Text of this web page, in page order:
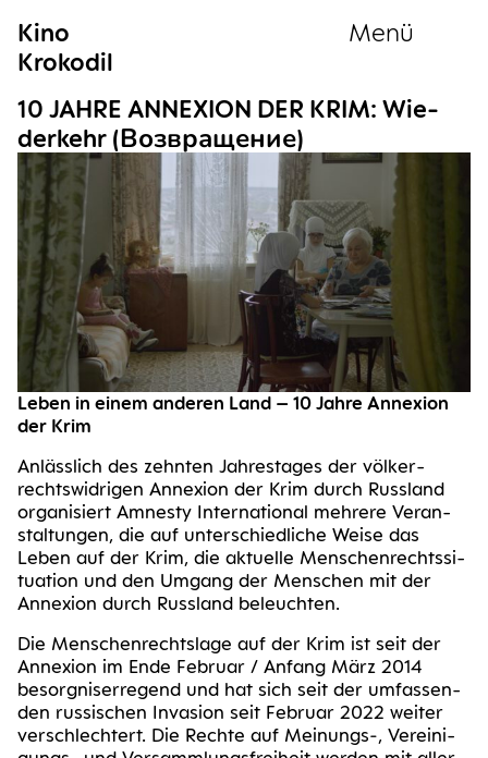
Kino
Krokodil
Menü
10 JAH­RE ANNE­XI­ON DER KRIM: Wie­
der­kehr (Возвращение)
Leben in einem ande­ren Land – 10 Jah­re Anne­xi­on
der Krim
Anläss­lich des zehn­ten Jah­res­ta­ges der völ­ker­
rechts­wid­ri­gen Anne­xi­on der Krim durch Russ­land
orga­ni­siert Amnes­ty Inter­na­tio­nal meh­re­re Ver­an­
stal­tun­gen, die auf unter­schied­li­che Wei­se das
Leben auf der Krim, die aktu­el­le Men­schen­rechts­si­
tua­ti­on und den Umgang der Men­schen mit der
Anne­xi­on durch Russ­land beleuchten.
Die Men­schen­rechts­la­ge auf der Krim ist seit der
Anne­xi­on im Ende Febru­ar / Anfang März 2014
besorg­nis­er­re­gend und hat sich seit der umfas­sen­
den rus­si­schen Inva­si­on seit Febru­ar 2022 wei­ter
ver­schlech­tert. Die Rech­te auf Meinungs‑, Ver­ei­ni­